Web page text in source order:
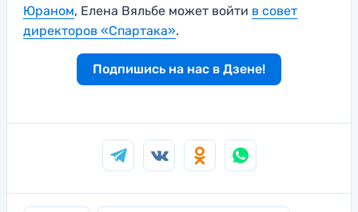
Юраном, Елена Вяльбе может войти в совет
директоров «Спартака».
Подпишись на нас в Дзене!